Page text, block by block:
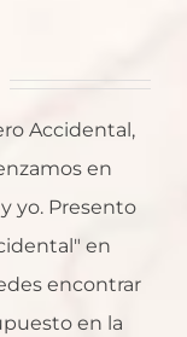
Accidental,
en
yo. Presento
en
encontrar
en la